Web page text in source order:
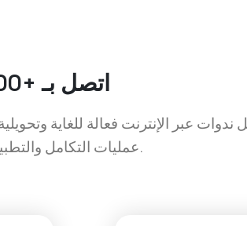
اتصل بـ +1500 تطبيق في غضون ثوانٍ
عمليات التكامل والتطبيقات التسويقية الخاصة بك في أداة واحدة قوية.